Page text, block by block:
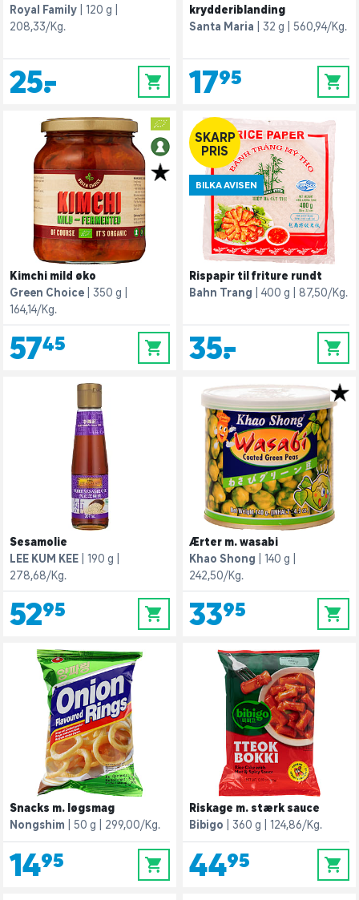
Royal Family
120 g
208,33/Kg.
25,- 0
krydderiblanding
Santa Maria
32 g 560,94/Kg.
17,95 0
Kimchi mild øko
Green Choice
350 g
164,14/Kg.
57,45 0
SKARP
PRIS
BILKA AVISEN
Rispapir til friture rundt
Bahn Trang
400 g 87,50/Kg.
35,- 0
Sesamolie
LEE KUM KEE
190 g
278,68/Kg.
52,95 0
Ærter m. wasabi
Khao Shong
140 g
242,50/Kg.
33,95 0
Snacks m. løgsmag
Nongshim
50 g 299,00/Kg.
14,95 0
Riskage m. stærk sauce
Bibigo
360 g 124,86/Kg.
44,95 0